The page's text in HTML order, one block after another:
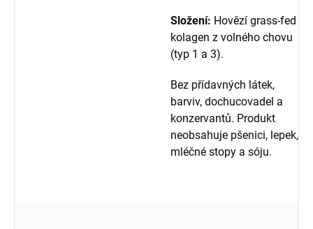
Složení: Hovězí grass-fed
kolagen z volného chovu
(typ 1 a 3).
Bez přídavných látek,
barviv, dochucovadel a
konzervantů. Produkt
neobsahuje pšenici, lepek,
mléčné stopy a sóju.